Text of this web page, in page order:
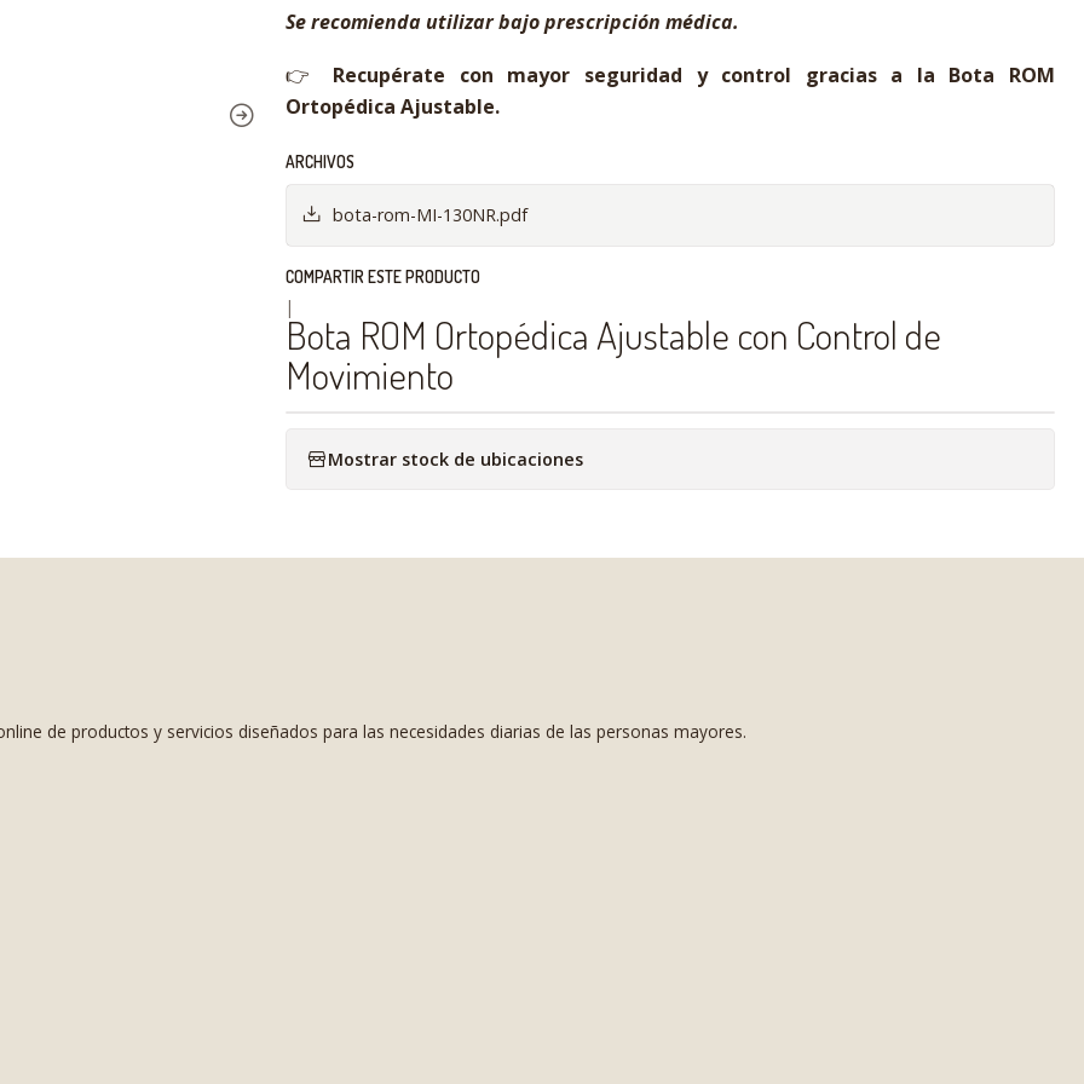
Se recomienda utilizar bajo prescripción médica.
👉 Recupérate con mayor seguridad y control gracias a la Bota ROM
Ortopédica Ajustable.
ARCHIVOS
bota-rom-MI-130NR.pdf
COMPARTIR ESTE PRODUCTO
|
Bota ROM Ortopédica Ajustable con Control de
Movimiento
Mostrar stock de ubicaciones
de productos y servicios diseñados para las necesidades diarias de las personas mayores.